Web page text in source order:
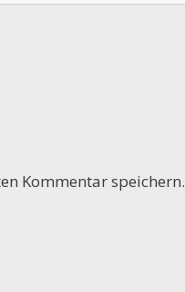
Kommentar speichern.